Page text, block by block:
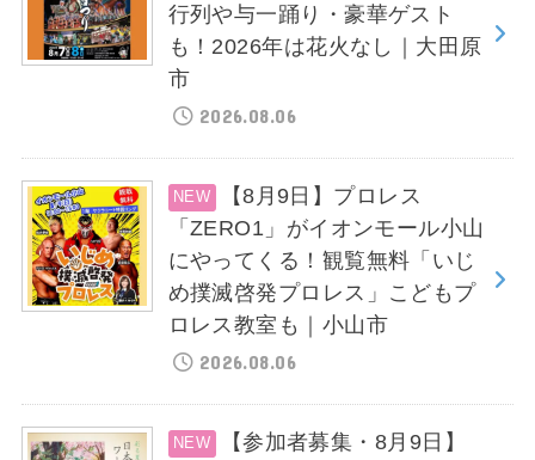
行列や与一踊り・豪華ゲスト
も！2026年は花火なし｜大田原
市
2026.08.06
【8月9日】プロレス
「ZERO1」がイオンモール小山
にやってくる！観覧無料「いじ
め撲滅啓発プロレス」こどもプ
ロレス教室も｜小山市
2026.08.06
【参加者募集・8月9日】